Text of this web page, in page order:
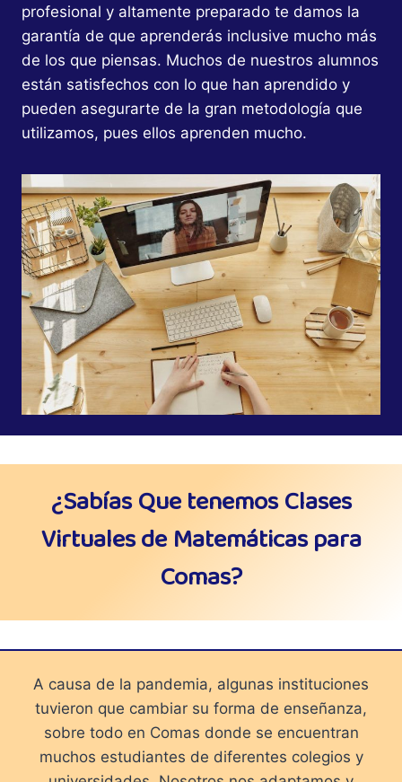
profesional y altamente preparado te damos la
garantía de que aprenderás inclusive mucho más
de los que piensas. Muchos de nuestros alumnos
están satisfechos con lo que han aprendido y
pueden asegurarte de la gran metodología que
utilizamos, pues ellos aprenden mucho.
¿Sabías Que tenemos Clases
Virtuales de Matemáticas para
Comas?
A causa de la pandemia, algunas instituciones
tuvieron que cambiar su forma de enseñanza,
sobre todo en Comas donde se encuentran
muchos estudiantes de diferentes colegios y